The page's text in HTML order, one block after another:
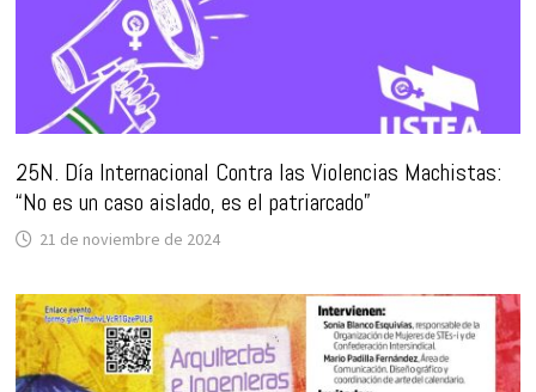
25N. Día Internacional Contra las Violencias Machistas:
“No es un caso aislado, es el patriarcado”
21 de noviembre de 2024